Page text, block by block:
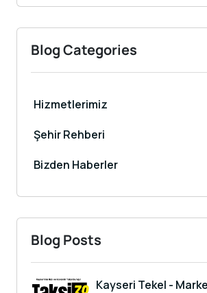
Blog Categories
Hizmetlerimiz
Şehir Rehberi
Bizden Haberler
Blog Posts
Kayseri Tekel -